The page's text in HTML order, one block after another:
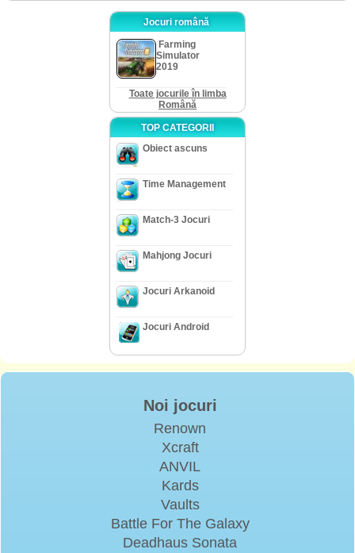
Jocuri română
Farming
Simulator
2019
Toate jocurile în limba
Română
TOP CATEGORII
Obiect ascuns
Time Management
Match-3 Jocuri
Mahjong Jocuri
Jocuri Arkanoid
Jocuri Android
Noi jocuri
Renown
Xcraft
ANVIL
Kards
Vaults
Battle For The Galaxy
Deadhaus Sonata